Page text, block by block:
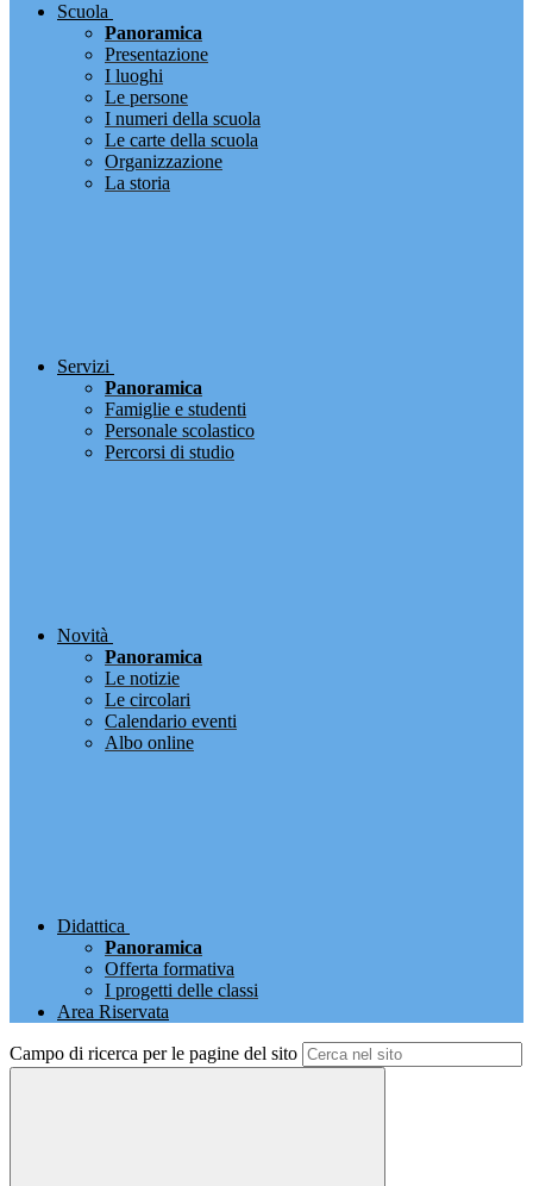
Scuola
Panoramica
Presentazione
I luoghi
Le persone
I numeri della scuola
Le carte della scuola
Organizzazione
La storia
Servizi
Panoramica
Famiglie e studenti
Personale scolastico
Percorsi di studio
Novità
Panoramica
Le notizie
Le circolari
Calendario eventi
Albo online
Didattica
Panoramica
Offerta formativa
I progetti delle classi
Area Riservata
Campo di ricerca per le pagine del sito